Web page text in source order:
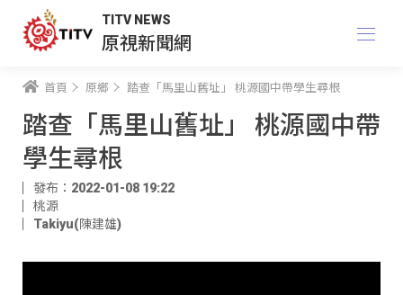
TITV NEWS
原視新聞網
首頁 原鄉 踏查「馬里山舊址」 桃源國中帶學生尋根
踏查「馬里山舊址」 桃源國中帶
學生尋根
發布：2022-01-08 19:22
桃源
Takiyu(陳建雄)